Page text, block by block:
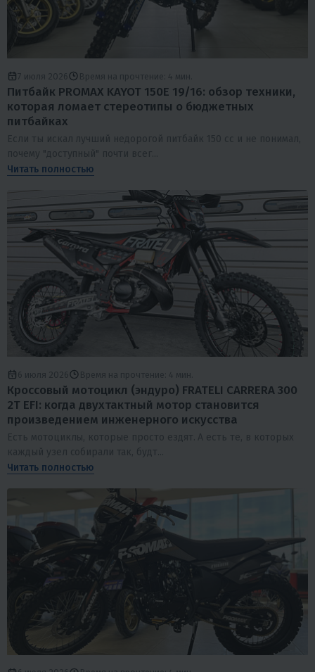
7 июля 2026 Время на прочтение: 4 мин.
Питбайк PROMAX KAYOT 150E 19/16: обзор техники,
которая ломает стереотипы о бюджетных
питбайках
Если ты искал лучший недорогой питбайк 150 сс и не понимал,
почему "доступный" почти всег...
Читать полностью
6 июля 2026 Время на прочтение: 4 мин.
Кроссовый мотоцикл (эндуро) FRATELI CARRERA 300
2T EFI: когда двухтактный мотор становится
произведением инженерного искусства
Есть мотоциклы, которые просто ездят. А есть те, в которых
каждый узел собирали так, будт...
Читать полностью